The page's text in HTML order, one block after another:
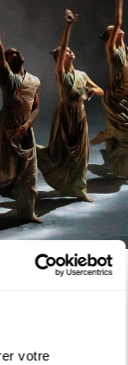
votre
Alexander Ekman